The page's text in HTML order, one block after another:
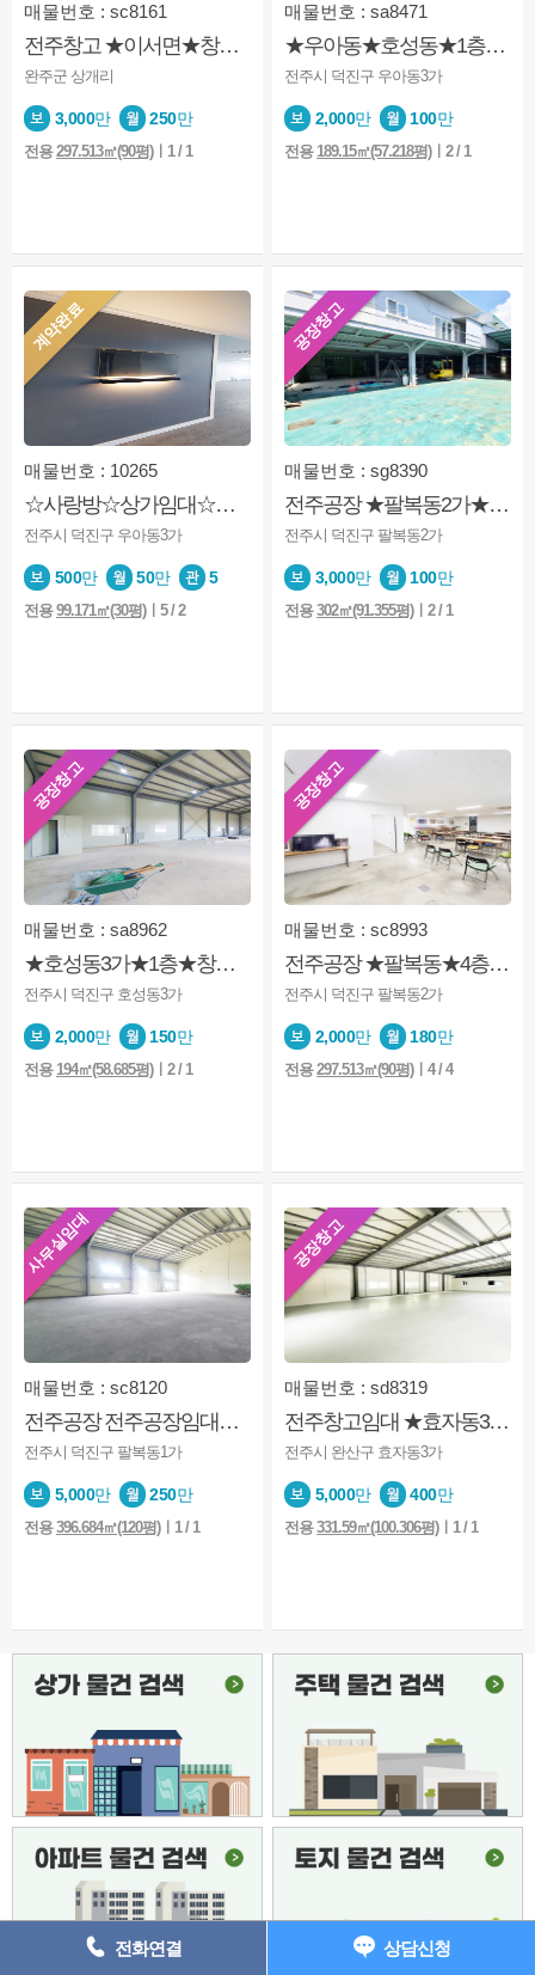
매물번호 : sc8161
전주창고 ★이서면★창고★제조업★마당있음★내부사무실 및 화장실
완주군 상개리
3,000만 250만
전용297.513㎡(90평)ㅣ1 / 1
매물번호 : sa8471
★우아동★호성동★1층상가★용도상 공장★창고형 사무실★주차가능
전주시 덕진구 우아동3가
2,000만 100만
전용 189.15㎡(57.218평)ㅣ2 / 1
계약완료
매물번호 : 10265
☆사랑방☆상가임대☆가성비깔끔☆사무실용적합
전주시 덕진구 우아동3가
500만 50만 5
전용99.171㎡(30평)ㅣ5 / 2
공장창고
매물번호 : sg8390
전주공장 ★팔복동2가★공장★창고★사무실있음★전체사용
전주시 덕진구 팔복동2가
3,000만 100만
전용302㎡(91.355평)ㅣ2 / 1
공장창고
매물번호 : sa8962
★호성동3가★1층★창고★야드넓음★소매점★업종문의
전주시 덕진구 호성동3가
2,000만 150만
전용 194㎡(58.685평)ㅣ2 / 1
공장창고
매물번호 : sc8993
전주공장 ★팔복동★4층★사무실★용도 공장★ 공장가능
전주시 덕진구 팔복동2가
2,000만 180만
전용297.513㎡(90평)ㅣ4 / 4
사무실임대
매물번호 : sc8120
전주공장 전주공장임대★팔복동★대형공장★야드넓음★넓은대지
전주시 덕진구 팔복동1가
5,000만 250만
전용396.684㎡(120평)ㅣ1 / 1
공장창고
매물번호 : sd8319
전주창고임대 ★효자동3가★1층★주차장넓음★창고★사무실★운동시설문의
전주시 완산구 효자동3가
5,000만 400만
전용331.59㎡(100.306평)ㅣ1 / 1
상담완료 안녕하세요 매물보고 연락드립니다 고양이 한마리 키우고 2026-08-06
상담완료 매물볼수있나요? 2026-08-06
상담완료 안녕하세요 혹시 4개월 단기 계약이 가능할까요?? 2026-08-06
상담완료 혹시 전세로 전환은 안되겠죠? 2026-08-05
상담완료
상담완료 안녕하세요. 8월 8일 토요일에 집을 볼수 있을까요? 2026-08-04
상담완료 고양이 키울 수 있는 최대한 저렴한 방 있을까요? 2026-08-04
상담완료 보고싶어요 이거 2026-08-03
상담완료 보증금 300선에서 효자동 투룸 문의드립니다 8/4 2026-08-03
상담완료 500에 40만원대 알아보고 있습니다 2026-08-01
상담완료 현위치 주소좀 알려주세요
상담완료 2026-07-31
상담완료 혹시 매물 아직 남아있을까요? 2026-07-31
상담완료 원룸 상담신청 2026-07-30
상담완료 내일 집보러갈수있을까요?
상담완료
전화연결 상담신청